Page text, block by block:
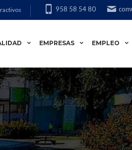
958 58 54 80
EMPRESAS EMPLEO